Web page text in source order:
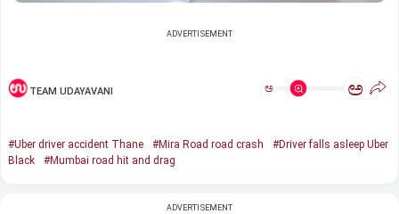
ADVERTISEMENT
TEAM UDAYAVANI ಅ ಅ
#Uber driver accident Thane #Mira Road road crash
#Driver falls asleep Uber
Black
#Mumbai road hit and drag
ADVERTISEMENT